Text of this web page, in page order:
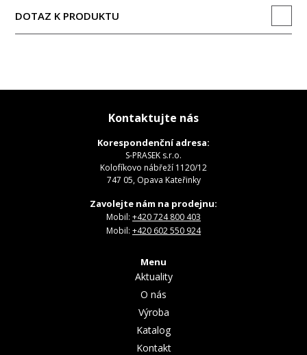
DOTAZ K PRODUKTU
Kontaktujte nás
Korespondenční adresa:
S-PRASEK s.r.o.
Kolofíkovo nábřeží 1120/12
747 05, Opava Kateřinky
Zavolejte nám na prodejnu:
Mobil: +420 724 800 403
Mobil: +420 602 550 924
Menu
Aktuality
O nás
Výroba
Katalog
Kontakt